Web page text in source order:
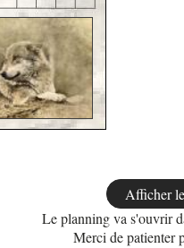
Le planning va s'ouvrir
Merci de patienter